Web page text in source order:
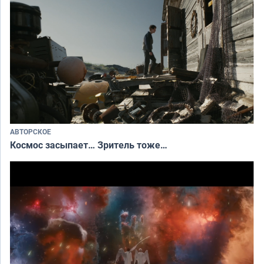
АВТОРСКОЕ
Космос засыпает… Зритель тоже…